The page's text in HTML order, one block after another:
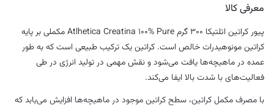
معرفی کالا
پیور کراتین اتلتیکا ۳۰۰ گرم Atlhetica Creatina ۱۰۰% Pure مکملی بر پایه
کراتین مونوهیدرات خالص است. کراتین یک ترکیب طبیعی است که به طور
عمده در ماهیچه‌ها یافت می‌شود و نقش مهمی در تولید انرژی در طی
فعالیت‌های با شدت بالا ایفا می‌کند.
با مصرف مکمل کراتین، سطح کراتین موجود در ماهیچه‌ها افزایش می‌یابد که